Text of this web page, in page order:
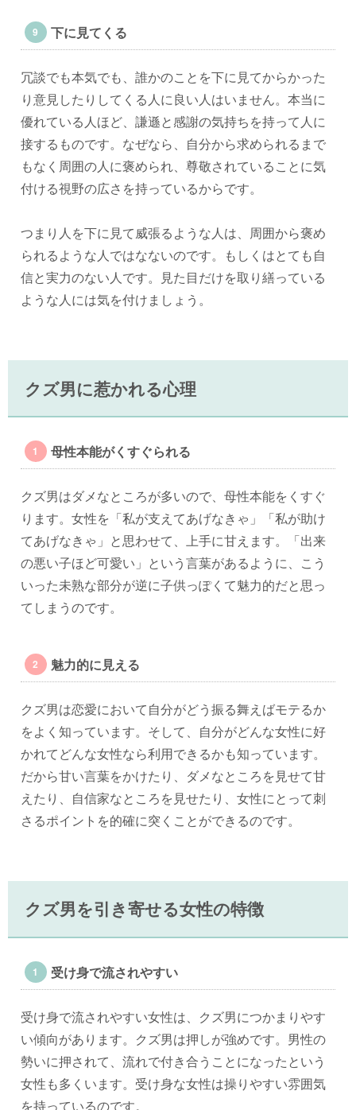
下に見てくる
冗談でも本気でも、誰かのことを下に見てからかった
り意見したりしてくる人に良い人はいません。本当に
優れている人ほど、謙遜と感謝の気持ちを持って人に
接するものです。なぜなら、自分から求められるまで
もなく周囲の人に褒められ、尊敬されていることに気
付ける視野の広さを持っているからです。
つまり人を下に見て威張るような人は、周囲から褒め
られるような人ではなないのです。もしくはとても自
信と実力のない人です。見た目だけを取り繕っている
ような人には気を付けましょう。
クズ男に惹かれる心理
母性本能がくすぐられる
クズ男はダメなところが多いので、母性本能をくすぐ
ります。女性を「私が支えてあげなきゃ」「私が助け
てあげなきゃ」と思わせて、上手に甘えます。「出来
の悪い子ほど可愛い」という言葉があるように、こう
いった未熟な部分が逆に子供っぽくて魅力的だと思っ
てしまうのです。
魅力的に見える
クズ男は恋愛において自分がどう振る舞えばモテるか
をよく知っています。そして、自分がどんな女性に好
かれてどんな女性なら利用できるかも知っています。
だから甘い言葉をかけたり、ダメなところを見せて甘
えたり、自信家なところを見せたり、女性にとって刺
さるポイントを的確に突くことができるのです。
クズ男を引き寄せる女性の特徴
受け身で流されやすい
受け身で流されやすい女性は、クズ男につかまりやす
い傾向があります。クズ男は押しが強めです。男性の
勢いに押されて、流れで付き合うことになったという
女性も多くいます。受け身な女性は操りやすい雰囲気
を持っているのです。